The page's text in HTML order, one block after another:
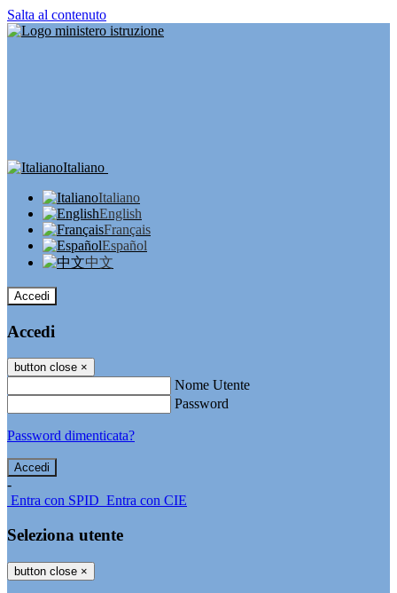
Salta al contenuto
Italiano
Italiano
English
Français
Español
中文
Accedi
Accedi
button close ×
Nome Utente
Password
Password dimenticata?
-
Entra con SPID Entra con CIE
Seleziona utente
button close ×